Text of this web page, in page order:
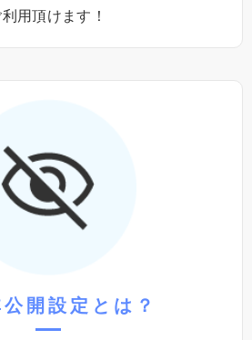
⽤頂けます！
開設定 とは？